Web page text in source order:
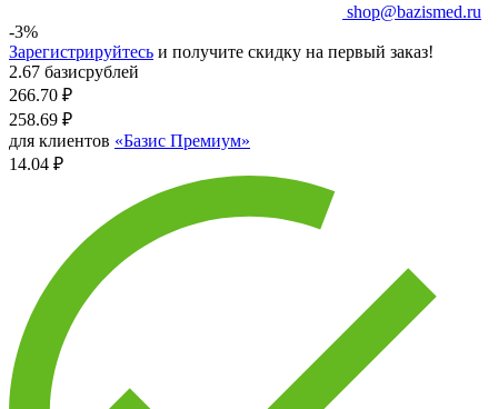
shop@bazismed.ru
-3%
Зарегистрируйтесь и получите скидку на первый заказ!
2.67 базисрублей
266.70 ₽
258.69 ₽
для клиентов «Базис Премиум»
14.04 ₽